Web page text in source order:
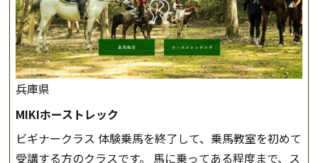
兵庫県
MIKIホーストレック
ビギナークラス 体験乗馬を終了して、乗馬教室を初めて
受講する方のクラスです。 馬に乗ってある程度まで、ス